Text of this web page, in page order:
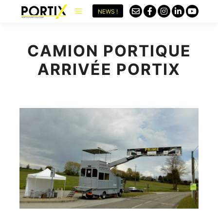
NEWS !
CAMION PORTIQUE
ARRIVÉE PORTIX